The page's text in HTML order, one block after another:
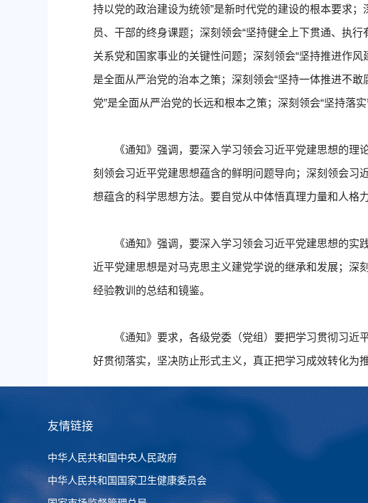
持以党的政治建设为统领”是新时代党的建设的根本要求
员、干部的终身课题；深刻领会“坚持健全上下贯通、执
关系党和国家事业的关键性问题；深刻领会“坚持推进作
是全面从严治党的治本之策；深刻领会“坚持一体推进不
党”是全面从严治党的长远和根本之策；深刻领会“坚持落
《通知》强调，要深入学习领会习近平党建思想的
刻领会习近平党建思想蕴含的鲜明问题导向；深刻领会习
想蕴含的科学思想方法。要自觉从中体悟真理力量和人格
《通知》强调，要深入学习领会习近平党建思想的
近平党建思想是对马克思主义建党学说的继承和发展；深
经验教训的总结和镜鉴。
《通知》要求，各级党委（党组）要把学习贯彻习
好贯彻落实，坚决防止形式主义，真正把学习成效转化为
友情链接
中华人民共和国中央人民政府
中华人民共和国国家卫生健康委员会